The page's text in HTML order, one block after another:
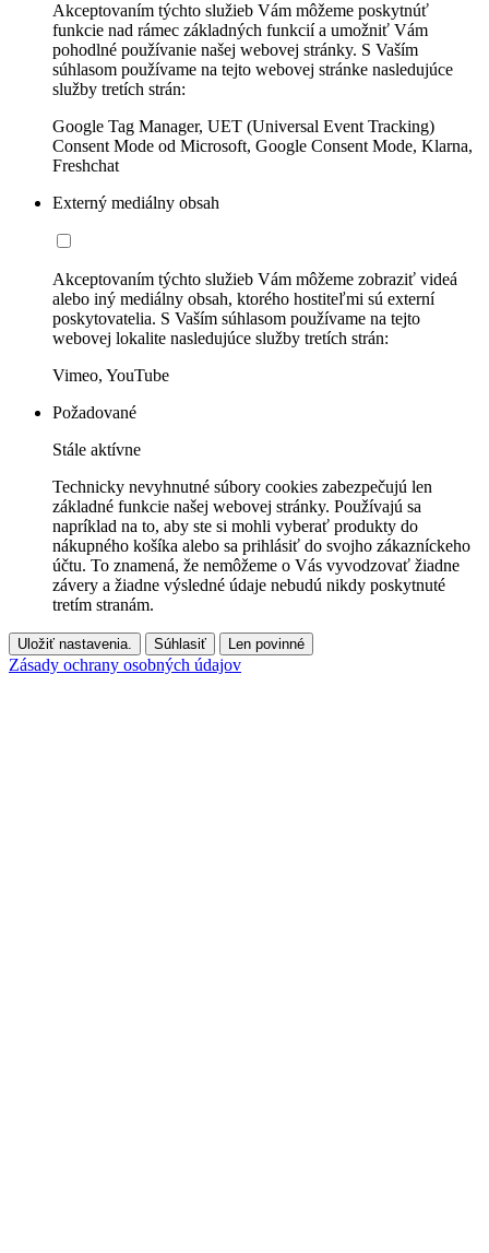
Akceptovaním týchto služieb Vám môžeme poskytnúť
funkcie nad rámec základných funkcií a umožniť Vám
pohodlné používanie našej webovej stránky. S Vaším
súhlasom používame na tejto webovej stránke nasledujúce
služby tretích strán:
Google Tag Manager, UET (Universal Event Tracking)
Consent Mode od Microsoft, Google Consent Mode, Klarna,
Freshchat
Externý mediálny obsah
Akceptovaním týchto služieb Vám môžeme zobraziť videá
alebo iný mediálny obsah, ktorého hostiteľmi sú externí
poskytovatelia. S Vaším súhlasom používame na tejto
webovej lokalite nasledujúce služby tretích strán:
Vimeo, YouTube
Požadované
Stále aktívne
Technicky nevyhnutné súbory cookies zabezpečujú len
základné funkcie našej webovej stránky. Používajú sa
napríklad na to, aby ste si mohli vyberať produkty do
nákupného košíka alebo sa prihlásiť do svojho zákazníckeho
účtu. To znamená, že nemôžeme o Vás vyvodzovať žiadne
závery a žiadne výsledné údaje nebudú nikdy poskytnuté
tretím stranám.
Uložiť nastavenia. Súhlasiť Len povinné
Zásady ochrany osobných údajov